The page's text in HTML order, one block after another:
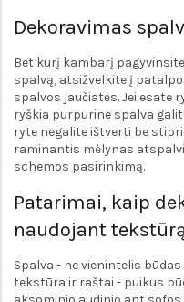
Dekoravimas
Bet kurį kambarį
spalvą, atsižvelkite į
spalvos jaučiatės. Jei esate
ryškia purpurine spalva
ryte negalite ištverti be
raminantis mėlynas
schemos pasirinkimą.
Patarimai, kaip
naudojant
Spalva - ne vienintelis
tekstūra ir raštai - puikus